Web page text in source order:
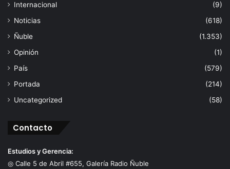
Internacional
(9)
Noticias
(618)
Ñuble
(1.353)
Opinión
(1)
País
(579)
Portada
(214)
Uncategorized
(58)
Contacto
Estudios y Gerencia:
◎ Calle 5 de Abril #655, Galería Radio Ñuble